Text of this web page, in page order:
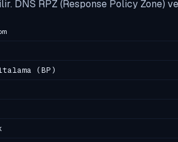
DNS RPZ (Response Policy Zone)
(BP)